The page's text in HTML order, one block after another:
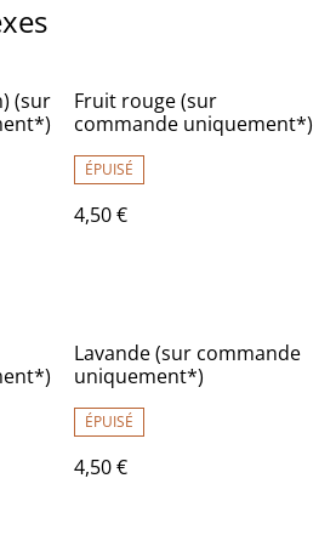
(sur
Fruit rouge (sur
commande uniquement*)
ÉPUISÉ
4,50 €
Lavande (sur commande
uniquement*)
ÉPUISÉ
4,50 €